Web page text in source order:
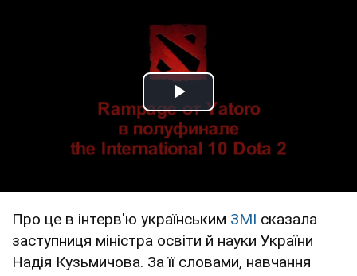
Play Video
Про це в інтерв'ю українським ЗМІ сказала
заступниця міністра освіти й науки України
Надія Кузьмичова. За її словами, навчання